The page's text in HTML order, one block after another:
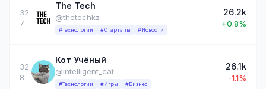
32
7
The Tech
@thetechkz
#Технологии #Стартапы #Новости
26.2k
+0.8%
32
8
Кот Учёный
@intelligent_cat
#Технологии #Игры #Бизнес
26.1k
-1.1%